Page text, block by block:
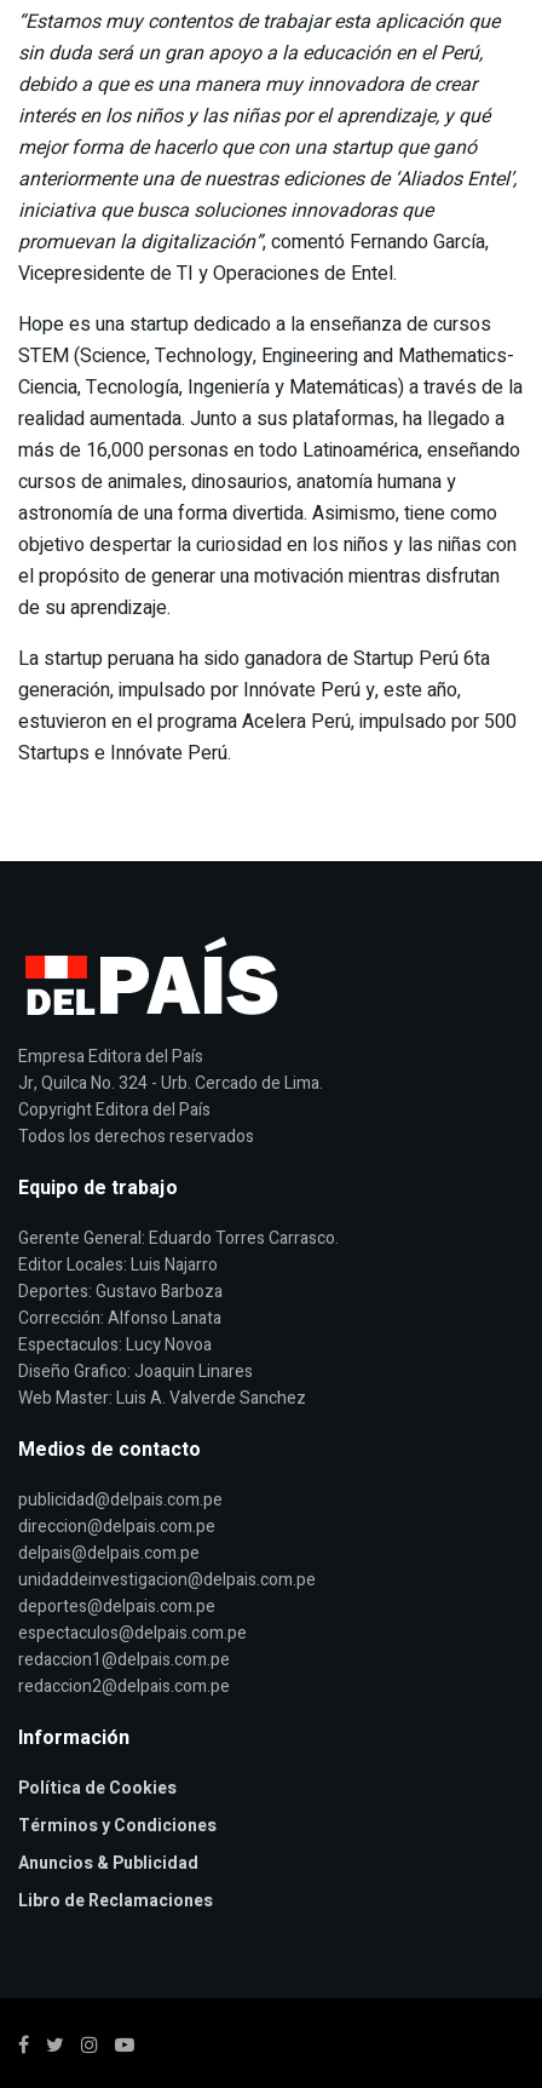
“Estamos muy contentos de trabajar esta aplicación que
sin duda será un gran apoyo a la educación en el Perú,
debido a que es una manera muy innovadora de crear
interés en los niños y las niñas por el aprendizaje, y qué
mejor forma de hacerlo que con una startup que ganó
anteriormente una de nuestras ediciones de ‘Aliados Entel’,
iniciativa que busca soluciones innovadoras que
promuevan la digitalización”, comentó Fernando García,
Vicepresidente de TI y Operaciones de Entel.
Hope es una startup dedicado a la enseñanza de cursos
STEM (Science, Technology, Engineering and Mathematics-
Ciencia, Tecnología, Ingeniería y Matemáticas) a través de la
realidad aumentada. Junto a sus plataformas, ha llegado a
más de 16,000 personas en todo Latinoamérica, enseñando
cursos de animales, dinosaurios, anatomía humana y
astronomía de una forma divertida. Asimismo, tiene como
objetivo despertar la curiosidad en los niños y las niñas con
el propósito de generar una motivación mientras disfrutan
de su aprendizaje.
La startup peruana ha sido ganadora de Startup Perú 6ta
generación, impulsado por Innóvate Perú y, este año,
estuvieron en el programa Acelera Perú, impulsado por 500
Startups e Innóvate Perú.
Empresa Editora del País
Jr, Quilca No. 324 - Urb. Cercado de Lima.
Copyright Editora del País
Todos los derechos reservados
Equipo de trabajo
Gerente General: Eduardo Torres Carrasco.
Editor Locales: Luis Najarro
Deportes: Gustavo Barboza
Corrección: Alfonso Lanata
Espectaculos: Lucy Novoa
Diseño Grafico: Joaquin Linares
Web Master: Luis A. Valverde Sanchez
Medios de contacto
publicidad@delpais.com.pe
direccion@delpais.com.pe
delpais@delpais.com.pe
unidaddeinvestigacion@delpais.com.pe
deportes@delpais.com.pe
espectaculos@delpais.com.pe
redaccion1@delpais.com.pe
redaccion2@delpais.com.pe
Información
Política de Cookies
Términos y Condiciones
Anuncios & Publicidad
Libro de Reclamaciones